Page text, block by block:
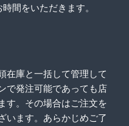
間をいただきます。
在庫と一括して管理して
で発注可能であっても店
す。その場合はご注文を
います。あらかじめご了